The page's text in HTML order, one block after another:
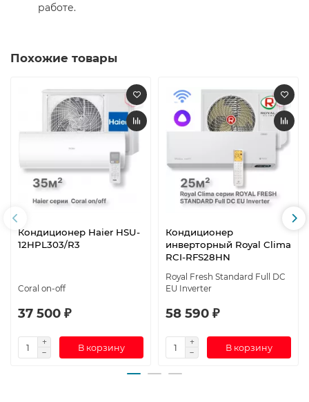
работе.
Похожие товары
Кондиционер Haier HSU-
12HPL303/R3
Coral on-off
37 500 ₽
В корзину
Кондиционер
инверторный Royal Clima
RCI-RFS28HN
Royal Fresh Standard Full DC
EU Inverter
58 590 ₽
В корзину